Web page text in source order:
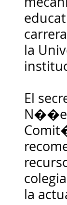
la
El
la